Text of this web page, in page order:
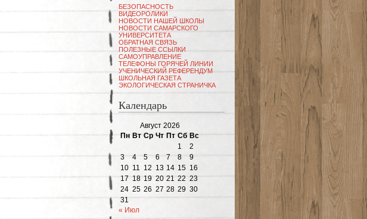
БЕЗОПАСНОСТЬ
ВИДЕОРОЛИКИ
НОВОСТИ НАШЕЙ ШКОЛЫ
НОВОСТИ САМАРСКОГО
УНИВЕРСИТЕТА
ОБРАТНАЯ СВЯЗЬ
ПОЛЕЗНЫЕ ССЫЛКИ
САМОУПРАВЛЕНИЕ
ТЕЛЕФОНЫ ГОРЯЧЕЙ ЛИНИИ
УЧЕНИЧЕСКИЙ РЕФЕРЕНДУМ
ШКОЛЬНАЯ ГАЗЕТА
ЭКОЛОГИЧЕСКАЯ СТРАНИЧКА
Календарь
Август 2026
Пн Вт Ср Чт Пт Сб Вс
1
2
3
4 5 6 7 8
9
10 11 12 13 14 15 16
17 18 19 20 21 22 23
24 25 26 27 28 29 30
31
« Июл